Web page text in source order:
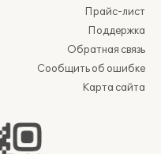
Прайс-лист
Поддержка
Обратная связь
Сообщить об ошибке
Карта сайта